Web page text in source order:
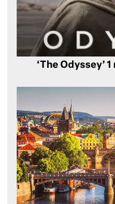
‘The Odyssey’